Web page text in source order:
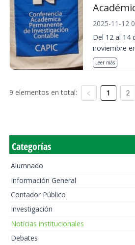
2025-11-12
Del 12 al 14
noviembre
Leer más
9 elementos en total: 1 2
Categorías
Alumnado
Información General
Contador Público
Investigación
Noticias institucionales
Debates